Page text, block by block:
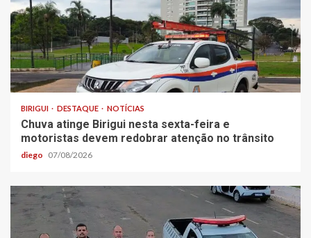
BIRIGUI DESTAQUE NOTÍCIAS
Chuva atinge Birigui nesta sexta-feira e
motoristas devem redobrar atenção no trânsito
diego 07/08/2026